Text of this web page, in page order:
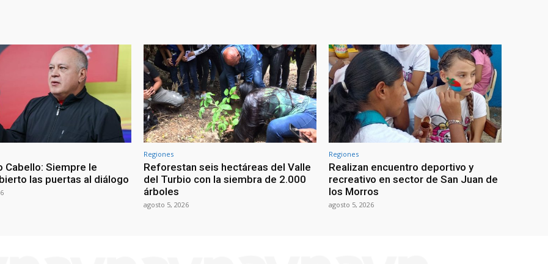
Cabello: Siempre le
las puertas al diálogo
Regiones
Reforestan seis hectáreas del Valle
del Turbio con la siembra de 2.000
árboles
agosto 5, 2026
Regiones
Realizan encuentro deportivo y
recreativo en sector de San Juan de
los Morros
agosto 5, 2026